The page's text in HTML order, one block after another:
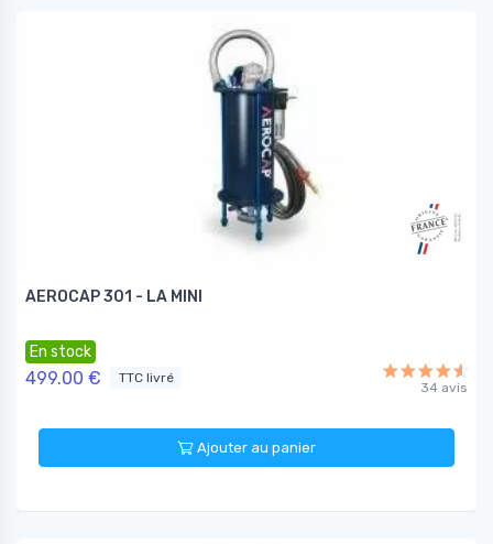
AEROCAP 301 - LA MINI
En stock
499.00 € TTC livré
34 avis
Ajouter au panier